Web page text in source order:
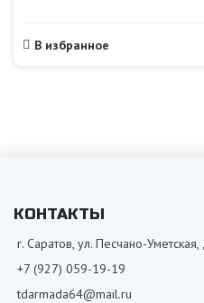
В избранное
КОНТАКТЫ
г. Саратов, ул. Песчано-
+7 (927) 059-19-19
tdarmada64@mail.ru